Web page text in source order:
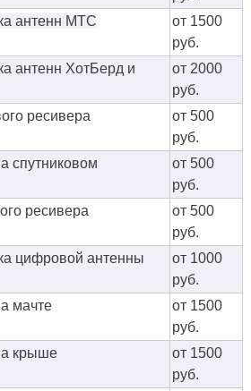
антенн МТС
от 1500
руб.
антенн ХотБерд и
от 2000
руб.
ресивера
от 500
руб.
спутниковом
от 500
руб.
ресивера
от 500
руб.
цифровой антенны
от 1000
руб.
мачте
от 1500
руб.
крыше
от 1500
руб.